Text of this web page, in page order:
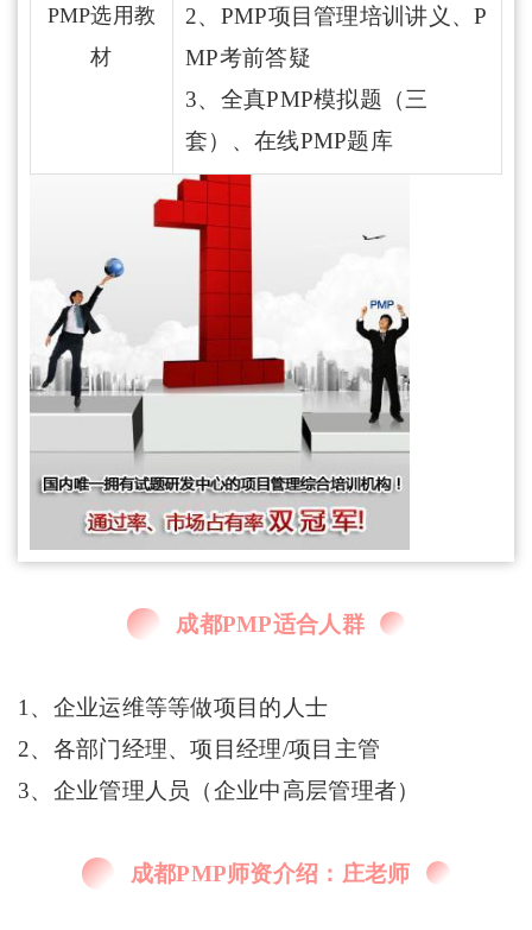
PMP选用教
材
2、PMP项目管理培训讲义、P
MP考前答疑
3、全真PMP模拟题（三
套）、在线PMP题库
成都PMP适合人群
1、企业运维等等做项目的人士
2、各部门经理、项目经理/项目主管
3、企业管理人员（企业中高层管理者）
成都PMP师资介绍：庄老师